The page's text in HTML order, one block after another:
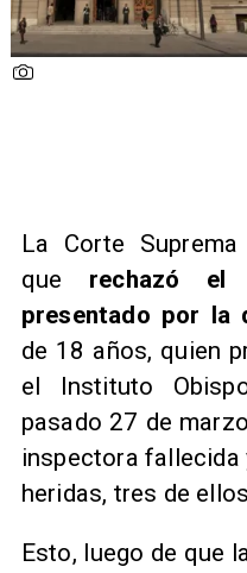
La Corte
que rechazó el
presentado por la
de 18 años, quien
el Instituto
pasado 27 de
inspectora
heridas, tres de
Esto, luego de que